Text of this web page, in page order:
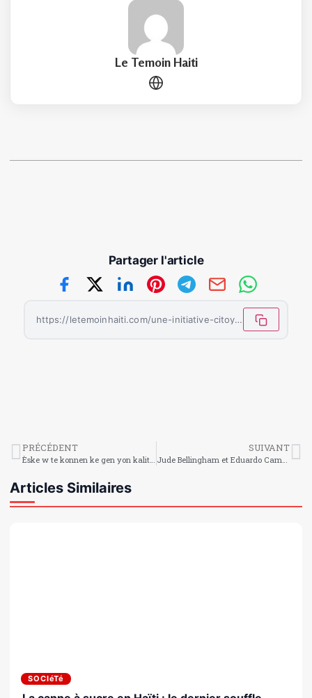
Le Temoin Haiti
Partager l'article
https://letemoinhaiti.com/une-initiative-citoyenne-celebre-lentrepreneuriat-et-linnovation-numerique-a-port-au-prince/
PRÉCÉDENT SUIVANT
Articles Similaires
SOCIéTé